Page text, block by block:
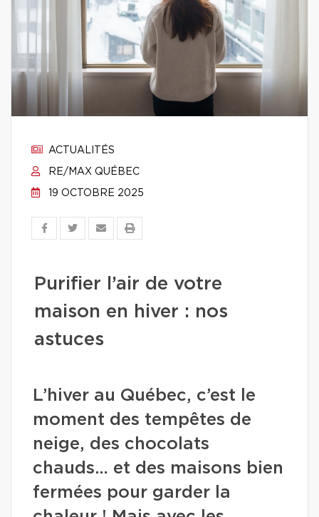
ACTUALITÉS
RE/MAX QUÉBEC
19 OCTOBRE 2025
Purifier l’air de votre
maison en hiver : nos
astuces
L’hiver au Québec, c’est le
moment des tempêtes de
neige, des chocolats
chauds… et des maisons bien
fermées pour garder la